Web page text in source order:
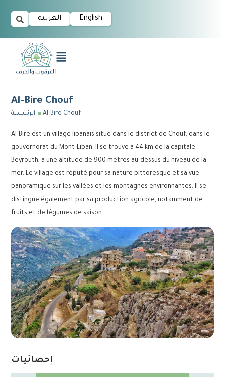
العربية English
Al-Bire Chouf
الرئيسية Al-Bire Chouf
Al-Bire est un village libanais situé dans le district de Chouf, dans le
gouvernorat du Mont-Liban. Il se trouve à 44 km de la capitale
Beyrouth, à une altitude de 900 mètres au-dessus du niveau de la
mer. Le village est réputé pour sa nature pittoresque et sa vue
panoramique sur les vallées et les montagnes environnantes. Il se
distingue également par sa production agricole, notamment de
fruits et de légumes de saison.
إحصائيات